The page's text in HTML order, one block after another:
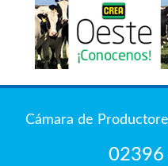
Cámara de
02396